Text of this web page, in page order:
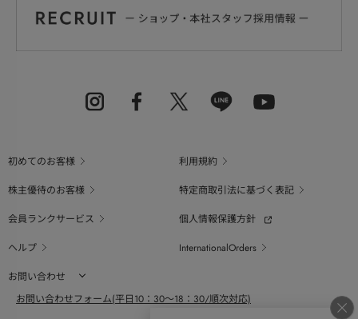
初めてのお客様
利用規約
株主優待のお客様
特定商取引法に基づく表記
会員ランクサービス
個人情報保護方針
ヘルプ
InternationalOrders
お問い合わせ
お問い合わせフォーム(平日10：30～18：30/順次対応)